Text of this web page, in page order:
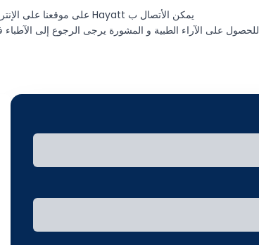
للحصول على الآراء الطبية و المشورة يرجى الرجوع إلى